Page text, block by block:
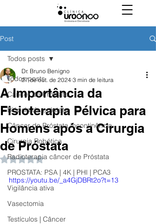
Post
Todos posts
Câncer de Próstata
Biópsia de próstata
Câncer de Próstata Incontinência
Cirurgia Robótica
Radioterapia câncer de Próstata
PROSTATA: PSA | 4K | PHI | PCA3
Vigilância ativa
Vasectomia
Testículos | Câncer
Todos posts
A Importância da
Fisioterapia Pélvica para
Homens após a Cirurgia
de Próstata
Dr. Bruno Benigno
27 de out. de 2024 3 min de leitura
Avaliado com NaN de 5 estrelas.
https://youtu.be/_a4GjDBRt2o?t=13